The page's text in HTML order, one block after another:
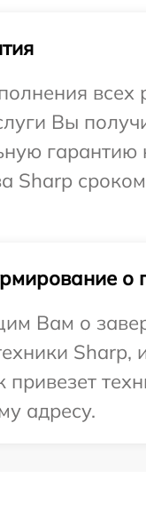
всех
Вы
гарантию
Sharp
о
Вам о
Sharp,
привезет
адресу.